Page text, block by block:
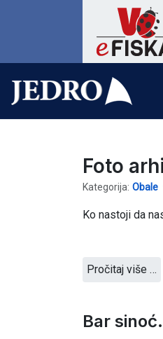
Foto
Kategorija: Obale
Ko nastoji da
Pročitaj više …
Bar